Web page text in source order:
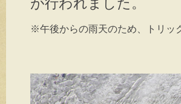
が行われました。
※午後からの雨天のため、トリッ